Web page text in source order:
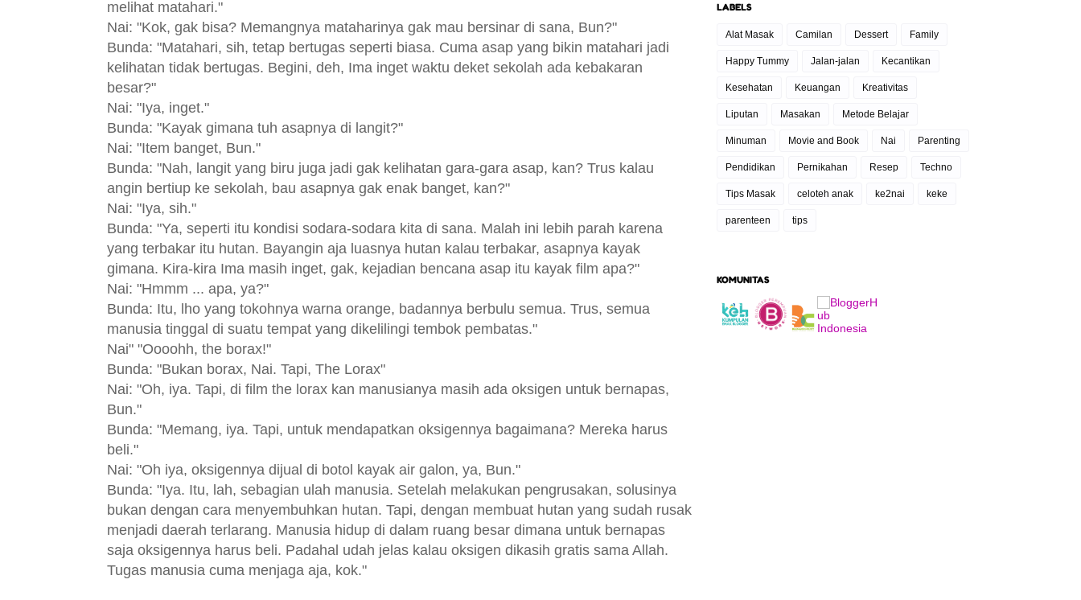
melihat matahari."
Nai: "Kok, gak bisa? Memangnya mataharinya gak mau bersinar di sana, Bun?"
Bunda: "Matahari, sih, tetap bertugas seperti biasa. Cuma asap yang bikin matahari jadi
kelihatan tidak bertugas. Begini, deh, Ima inget waktu deket sekolah ada kebakaran
besar?"
Nai: "Iya, inget."
Bunda: "Kayak gimana tuh asapnya di langit?"
Nai: "Item banget, Bun."
Bunda: "Nah, langit yang biru juga jadi gak kelihatan gara-gara asap, kan? Trus kalau
angin bertiup ke sekolah, bau asapnya gak enak banget, kan?"
Nai: "Iya, sih."
Bunda: "Ya, seperti itu kondisi sodara-sodara kita di sana. Malah ini lebih parah karena
yang terbakar itu hutan. Bayangin aja luasnya hutan kalau terbakar, asapnya kayak
gimana. Kira-kira Ima masih inget, gak, kejadian bencana asap itu kayak film apa?"
Nai: "Hmmm ... apa, ya?"
Bunda: Itu, lho yang tokohnya warna orange, badannya berbulu semua. Trus, semua
manusia tinggal di suatu tempat yang dikelilingi tembok pembatas."
Nai" "Oooohh, the borax!"
Bunda: "Bukan borax, Nai. Tapi, The Lorax"
Nai: "Oh, iya. Tapi, di film the lorax kan manusianya masih ada oksigen untuk bernapas,
Bun."
Bunda: "Memang, iya. Tapi, untuk mendapatkan oksigennya bagaimana? Mereka harus
beli."
Nai: "Oh iya, oksigennya dijual di botol kayak air galon, ya, Bun."
Bunda: "Iya. Itu, lah, sebagian ulah manusia. Setelah melakukan pengrusakan, solusinya
bukan dengan cara menyembuhkan hutan. Tapi, dengan membuat hutan yang sudah rusak
menjadi daerah terlarang. Manusia hidup di dalam ruang besar dimana untuk bernapas
saja oksigennya harus beli. Padahal udah jelas kalau oksigen dikasih gratis sama Allah.
Tugas manusia cuma menjaga aja, kok."
LABELS
Alat Masak Camilan Dessert Family
Happy Tummy Jalan-jalan Kecantikan
Kesehatan Keuangan Kreativitas
Liputan Masakan Metode Belajar
Minuman Movie and Book Nai Parenting
Pendidikan Pernikahan Resep Techno
Tips Masak celoteh anak ke2nai keke
parenteen tips
KOMUNITAS